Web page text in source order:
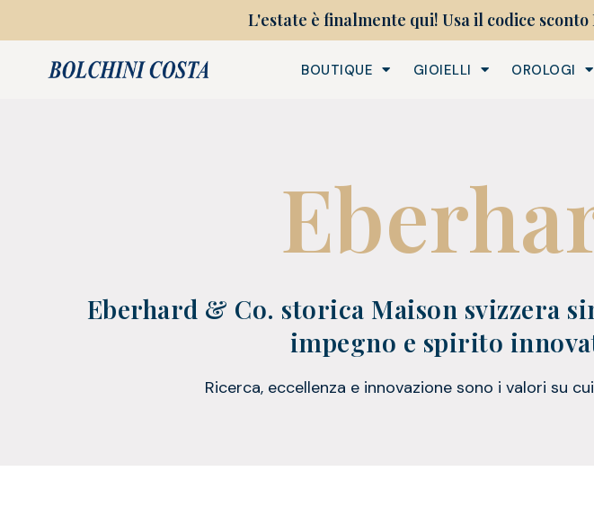
L'estate è finalmente qui! Usa il codice
BOUTIQUE GIOIELLI OROLOGI
Eberhard & Co. storica Maison svizzera
impegno e spirito
Ricerca, eccellenza e innovazione sono i valori su